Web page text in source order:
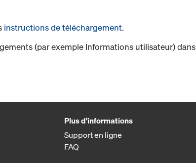
instructions de téléchargement.
(par exemple Informations utilisateur) dans
Plus d'informations
Support en ligne
FAQ